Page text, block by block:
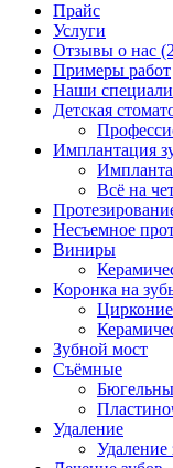
Прайс
Услуги
Отзывы о нас
Примеры работ
Наши
Детская
Имплантация
Всё на
Несъемное
Виниры
Коронка на
Зубной мост
Съёмные
Удаление
Удаление